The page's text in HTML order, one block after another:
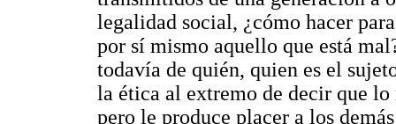
legalidad social, ¿cómo hacer
por sí mismo aquello que está
todavía de quién, quien es el
la ética al extremo de decir que
pero le produce placer a los